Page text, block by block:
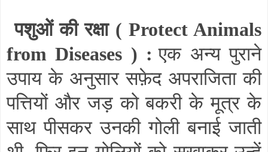
पशुओं की रक्षा ( Protect Animals
from Diseases ) : एक अन्य पुराने
उपाय के अनुसार सफ़ेद अपराजिता की
पत्तियों और जड़ को बकरी के मूत्र के
साथ पीसकर उनकी गोली बनाई जाती